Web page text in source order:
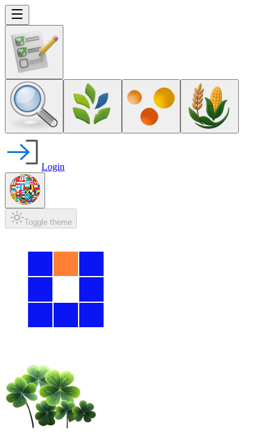
Login
Toggle theme